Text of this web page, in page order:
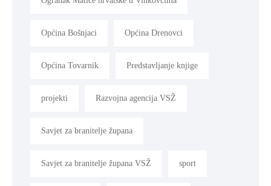
Općina Bošnjaci Općina Drenovci
Općina Tovarnik Predstavljanje knjige
projekti Razvojna agencija VSŽ
Savjet za branitelje župana
Savjet za branitelje župana VSŽ sport